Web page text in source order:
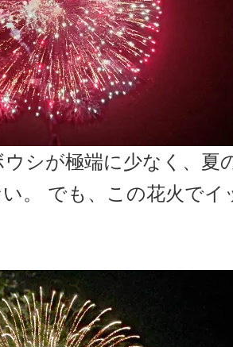
シが極端に少なく、夏
。 でも、この花火でイ